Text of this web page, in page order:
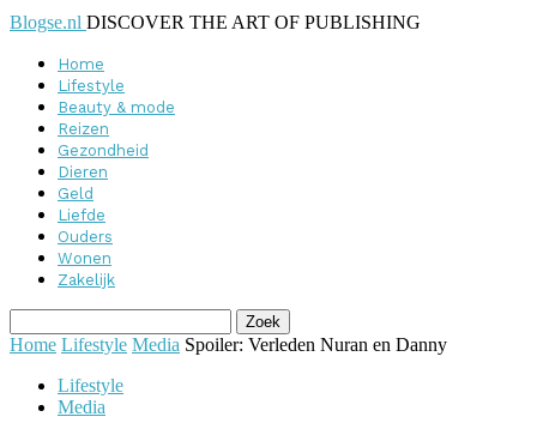
Blogse.nl DISCOVER THE ART OF PUBLISHING
Home
Lifestyle
Beauty & mode
Reizen
Gezondheid
Dieren
Geld
Liefde
Ouders
Wonen
Zakelijk
Home Lifestyle Media Spoiler: Verleden Nuran en Danny
Lifestyle
Media